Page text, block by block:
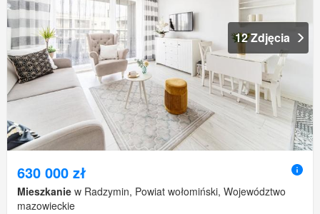
12 Zdjęcia
630 000 zł
Mieszkanie w Radzymin, Powiat wołomiński, Województwo
mazowieckie